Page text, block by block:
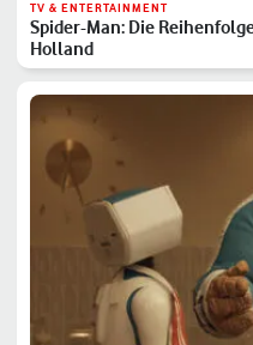
TV & ENTERTAINMENT
Spider-Man: Die
Holland